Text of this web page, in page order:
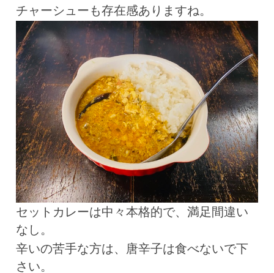
チャーシューも存在感ありますね。
セットカレーは中々本格的で、満足間違い
なし。
辛いの苦手な方は、唐辛子は食べないで下
さい。